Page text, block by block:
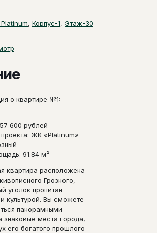
, Корпус-1, Этаж-30
о квартире №1:
600 рублей
ЖК «Platinum»
91.84 м²
квартира расположена
Грозного,
уголок пропитан
культурой. Вы сможете
панорамными
знаковые места города,
его богатого прошлого